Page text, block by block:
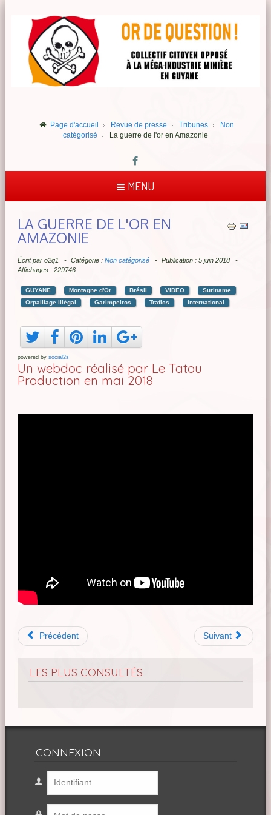
Page d'accueil Revue de presse Tribunes
Non
catégorisé
La guerre de l'or en Amazonie
MENU
LA GUERRE DE L'OR EN
AMAZONIE
Écrit par o2q1 Catégorie : Non catégorisé
Publication : 5 juin 2018
Affichages : 229746
GUYANE Montagne d'Or Brésil VIDEO
Suriname
Orpaillage illégal
Garimpeiros Trafics International
powered by social2s
Un webdoc réalisé par Le Tatou
Production en mai 2018
Précédent Suivant
LES PLUS CONSULTÉS
CONNEXION